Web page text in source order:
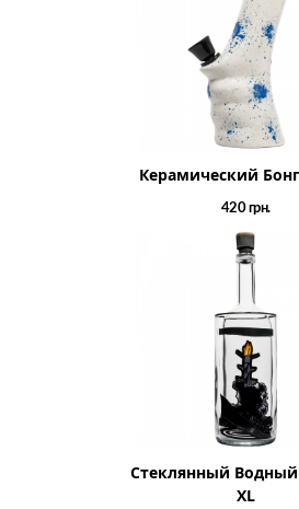
Керамический
420грн.
Стеклянный
XL